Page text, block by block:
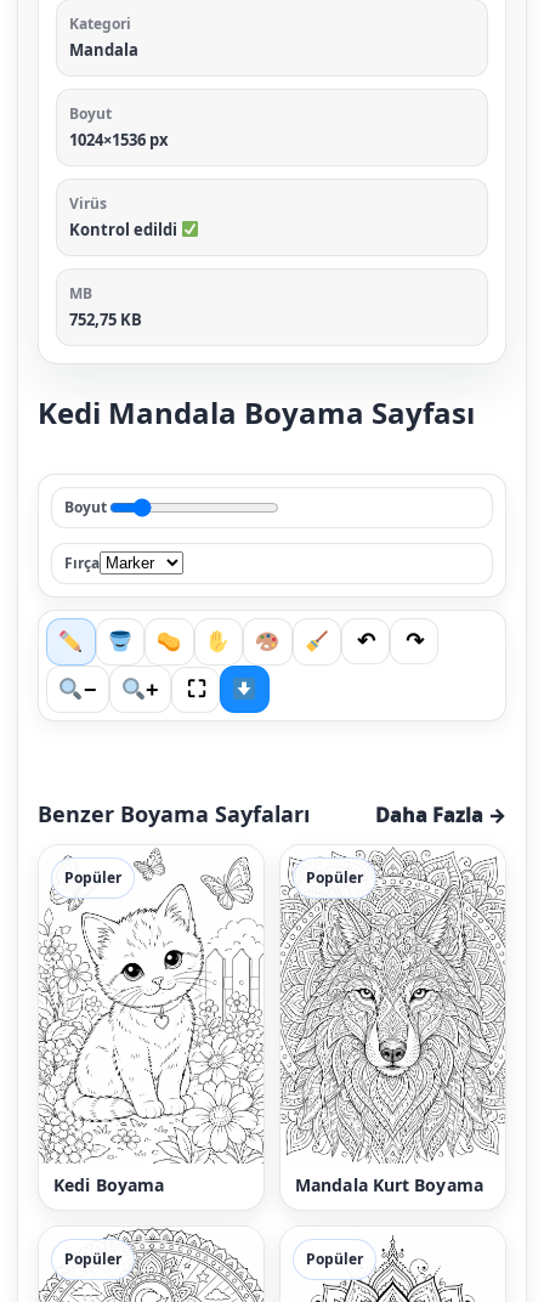
Kategori
Mandala
Boyut
1024×1536 px
Virüs
Kontrol edildi
MB
752,75 KB
Kedi Mandala Boyama Sayfası
↶
↷
−
+ ⛶
Boyut
Fırça
Benzer Boyama Sayfaları Daha Fazla →
Popüler
Kedi Boyama
Popüler
Mandala Kurt Boyama
Popüler Popüler